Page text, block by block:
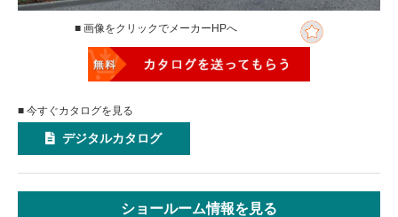
■ 画像をクリックでメーカーHPへ
■ 今すぐカタログを見る
デジタルカタログ
ショールーム情報を見る